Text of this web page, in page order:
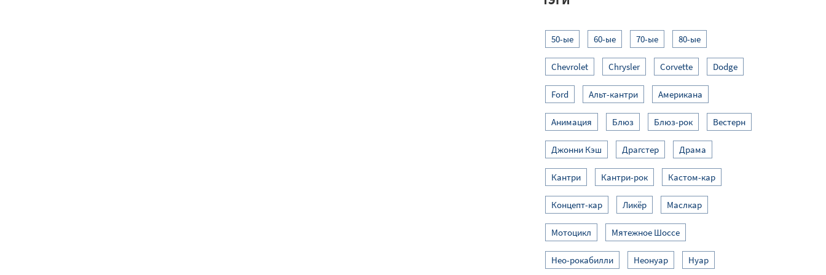
50-ые 60-ые 70-ые 80-ые
Chevrolet Chrysler Corvette Dodge
Ford Альт-кантри Американа
Анимация Блюз Блюз-рок Вестерн
Джонни Кэш Драгстер Драма
Кантри Кантри-рок Кастом-кар
Концепт-кар Ликёр Маслкар
Мотоцикл Мятежное Шоссе
Нео-рокабилли Неонуар Нуар